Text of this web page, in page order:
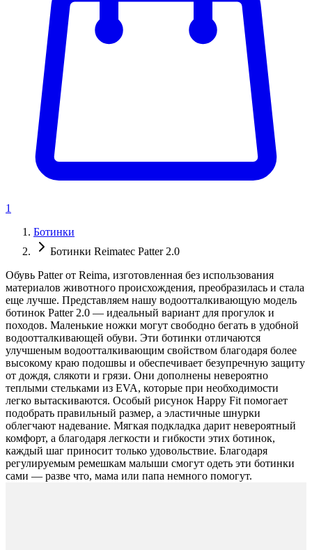
1
Ботинки
Ботинки Reimatec Patter 2.0
Обувь Patter от Reima, изготовленная без использования
материалов животного происхождения, преобразилась и стала
еще лучше. Представляем нашу водоотталкивающую модель
ботинок Patter 2.0 — идеальный вариант для прогулок и
походов. Маленькие ножки могут свободно бегать в удобной
водоотталкивающей обуви. Эти ботинки отличаются
улучшеным водоотталкивающим свойством благодаря более
высокому краю подошвы и обеспечивает безупречную защиту
от дождя, слякоти и грязи. Они дополнены невероятно
теплыми стельками из EVA, которые при необходимости
легко вытаскиваются. Особый рисунок Happy Fit помогает
подобрать правильный размер, а эластичные шнурки
облегчают надевание. Мягкая подкладка дарит невероятный
комфорт, а благодаря легкости и гибкости этих ботинок,
каждый шаг приносит только удовольствие. Благодаря
регулируемым ремешкам малыши смогут одеть эти ботинки
сами — разве что, мама или папа немного помогут.